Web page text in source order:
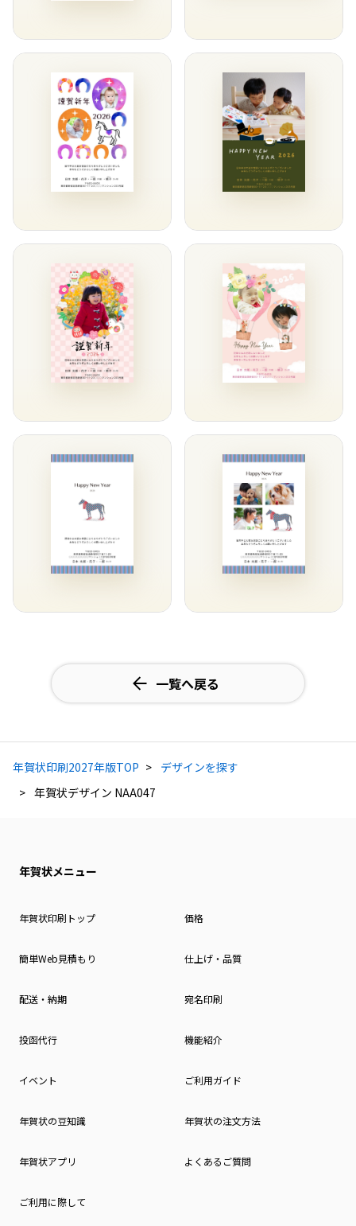
一覧へ戻る
年賀状印刷2027年版TOP
デザインを探す
年賀状デザイン NAA047
年賀状メニュー
年賀状印刷トップ 価格
簡単Web見積もり 仕上げ・品質
配送・納期 宛名印刷
投函代行 機能紹介
イベント ご利用ガイド
年賀状の豆知識 年賀状の注文方法
年賀状アプリ よくあるご質問
ご利用に際して